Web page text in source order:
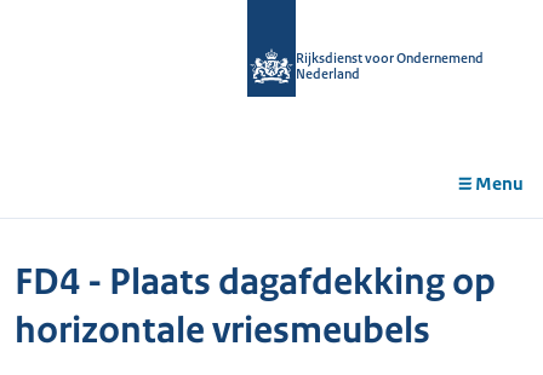
Rijksdienst voor Ondernemend
Nederland
Menu
FD4 - Plaats dagafdekking op
horizontale vriesmeubels